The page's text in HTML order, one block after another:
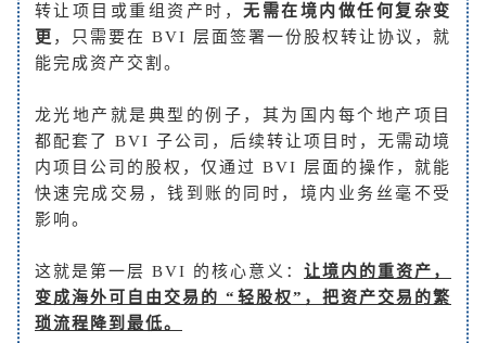
转让项目或重组资产时，无需在境内做任何复杂变
更 ，只需要在 BVI 层面签署一份股权转让协议，就
能完成资产交割。
龙光地产就是典型的例子，其为国内每个地产项目
都配套了 BVI 子公司，后续转让项目时，无需动境
内项目公司的股权，仅通过 BVI 层面的操作，就能
快速完成交易，钱到账的同时，境内业务丝毫不受
影响。
这就是第一层 BVI 的核心意义： 让境内的重资产，
变成海外可自由交易的 “轻股权”，把资产交易的繁
琐流程降到最低。